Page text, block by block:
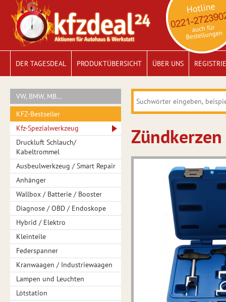
DER TAGESDEAL PRODUKTÜBERSICHT ÜBER UNS
VW, BMW, MB…
KFZ-Bestseller
Kfz-Spezialwerkzeug
Druckluft Schlauch/
Kabeltrommel
Ausbeulwerkzeug / Smart Repair
Anhänger
Wallbox / Batterie / Booster
Diagnose / OBD / Endoskope
Hybrid / Elektro
Kleinteile
Federspanner
Kranwaagen / Industriewaagen
Lampen und Leuchten
Lötstation